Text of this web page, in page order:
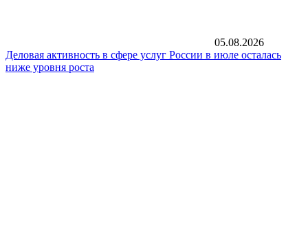
05.08.2026
Деловая активность в сфере услуг России в июле осталась
ниже уровня роста